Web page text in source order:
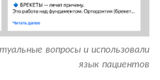
вопросы и использовали
язык пациентов